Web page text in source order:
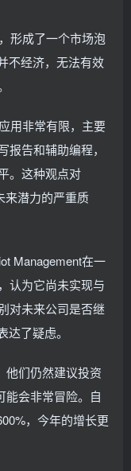
形成了一个市场泡
不经济，无法有效
用非常有限，主要
告和辅助编程，
。这种观点对
来潜力的严重质
Management在一
认为它尚未实现与
对未来公司是否继
了疑虑。
他们仍然建议投资
能会非常冒险。自
，今年的增长更